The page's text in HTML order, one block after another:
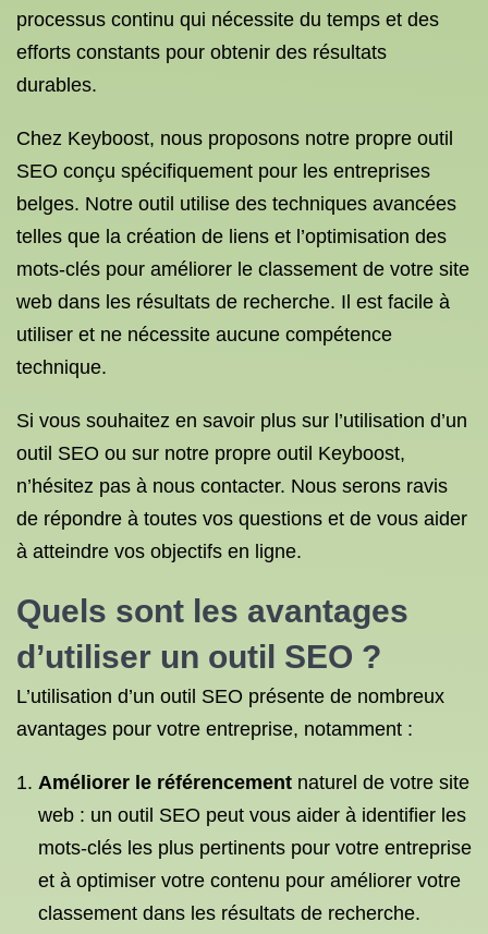
processus continu qui nécessite du temps et des
efforts constants pour obtenir des résultats
durables.
Chez Keyboost, nous proposons notre propre outil
SEO conçu spécifiquement pour les entreprises
belges. Notre outil utilise des techniques avancées
telles que la création de liens et l’optimisation des
mots-clés pour améliorer le classement de votre site
web dans les résultats de recherche. Il est facile à
utiliser et ne nécessite aucune compétence
technique.
Si vous souhaitez en savoir plus sur l’utilisation d’un
outil SEO ou sur notre propre outil Keyboost,
n’hésitez pas à nous contacter. Nous serons ravis
de répondre à toutes vos questions et de vous aider
à atteindre vos objectifs en ligne.
Quels sont les avantages
d’utiliser un outil SEO ?
L’utilisation d’un outil SEO présente de nombreux
avantages pour votre entreprise, notamment :
Améliorer le référencement naturel de votre site
web : un outil SEO peut vous aider à identifier les
mots-clés les plus pertinents pour votre entreprise
et à optimiser votre contenu pour améliorer votre
classement dans les résultats de recherche.